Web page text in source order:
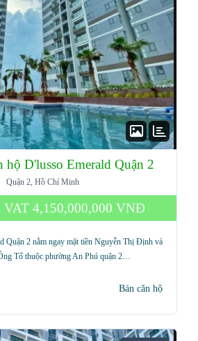
hộ D'lusso Emerald Quận 2
Quận 2, Hồ Chí Minh
VAT 4,150,000,000 VNĐ
Quận 2 nằm ngay mặt tiền Nguyễn Thị Định và
Tố thuộc phường An Phú quận 2…
Bán căn hộ